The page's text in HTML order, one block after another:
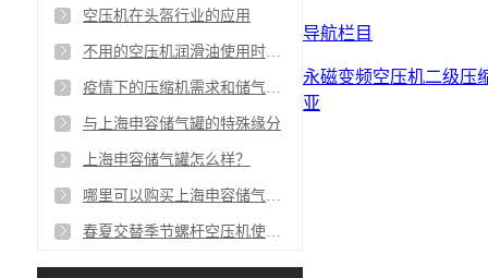
空压机在头盔行业的应用
不用的空压机润滑油使用时间为什么不一样
疫情下的压缩机需求和储气罐增量需求
与上海申容储气罐的特殊缘分
上海申容储气罐怎么样？
哪里可以购买上海申容储气罐呢？
春夏交替季节螺杆空压机使用注意事项
导航栏目
永磁变频空压机二级压
亚